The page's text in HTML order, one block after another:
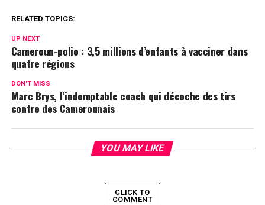
RELATED TOPICS:
UP NEXT
Cameroun-polio : 3,5 millions d’enfants à vacciner dans
quatre régions
DON'T MISS
Marc Brys, l’indomptable coach qui décoche des tirs
contre des Camerounais
YOU MAY LIKE
CLICK TO
COMMENT